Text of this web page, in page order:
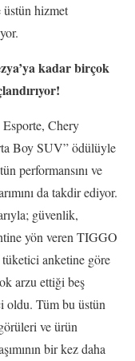
üstün hizmet
kadar birçok
Esporte, Chery
Boy SUV” ödülüyle
performansını ve
da takdir ediyor.
güvenlik,
yön veren TIGGO
anketine göre
arzu ettiği beş
oldu. Tüm bu üstün
ve ürün
bir kez daha